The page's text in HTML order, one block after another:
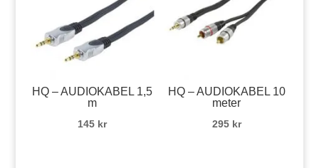
HQ – AUDIOKABEL 1,5
m
145 kr
HQ – AUDIOKABEL 10
meter
295 kr